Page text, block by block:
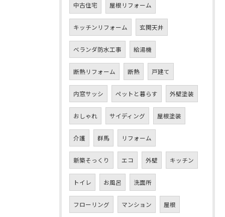
中古住宅 屋根リフォーム
キッチンリフォーム 玄関天井
ベランダ防水工事 給湯機
断熱リフォーム 断熱 戸建て
内窓サッシ ペットと暮らす 外壁塗装
おしゃれ サイディング 屋根塗装
介護 群馬 リフォーム
新築そっくり エコ 外壁 キッチン
トイレ お風呂 洗面所
フローリング マンション 屋根